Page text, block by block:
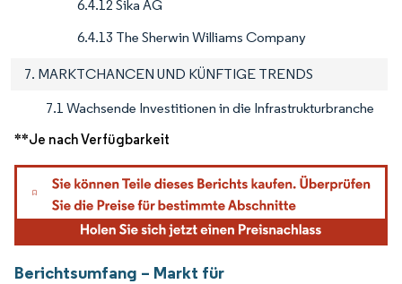
6.4.12 Sika AG
6.4.13 The Sherwin Williams Company
7. MARKTCHANCEN UND KÜNFTIGE TRENDS
7.1 Wachsende Investitionen in die Infrastrukturbranche
**Je nach Verfügbarkeit
Berichtsumfang – Markt für